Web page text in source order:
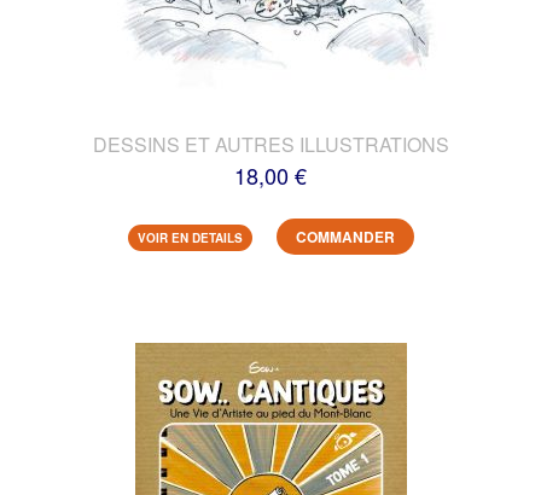
DESSINS ET AUTRES ILLUSTRATIONS
18,00 €
VOIR EN DETAILS COMMANDER